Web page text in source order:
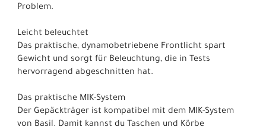
Problem.
Leicht beleuchtet
Das praktische, dynamobetriebene Frontlicht spart
Gewicht und sorgt für Beleuchtung, die in Tests
hervorragend abgeschnitten hat.
Das praktische MIK-System
Der Gepäckträger ist kompatibel mit dem MIK-System
von Basil. Damit kannst du Taschen und Körbe